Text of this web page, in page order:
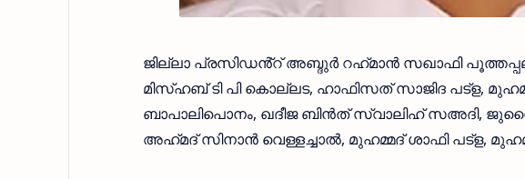
ജില്ലാ പ്രസിഡൻ്റ് അബ്ദുർ റഹ്‌മാൻ സഖാഫി
മിസ്ഹബ് ടി പി കൊല്ലട, ഹാഫിസത് സാജിദ പട്ള,
ബാപാലിപൊനം, ഖദീജ ബിൻത് സ്വാലിഹ് സഅദി,
അഹ്‌മദ്‌ സിനാൻ വെള്ളച്ചാൽ, മുഹമ്മദ് ശാഫി പട്ള,